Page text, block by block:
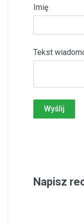
Imię
Tekst
Wyślij
Napisz